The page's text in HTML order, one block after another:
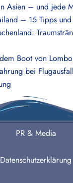
Asien – und jede
– 15 Tipps
Boot von
bei
PR & Media
Datenschutzerklärung